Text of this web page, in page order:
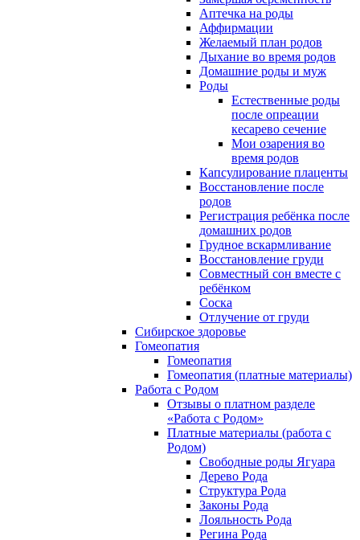
Аптечка на роды
Аффирмации
Желаемый план родов
Дыхание во время родов
Домашние роды и муж
Роды
Естественные роды
после опреации
кесарево сечение
Мои озарения во
время родов
Капсулирование плаценты
Восстановление после
родов
Регистрация ребёнка после
домашних родов
Грудное вскармливание
Восстановление груди
Совместный сон вместе с
ребёнком
Соска
Отлучение от груди
Сибирское здоровье
Гомеопатия
Гомеопатия
Гомеопатия (платные материалы)
Работа с Родом
Отзывы о платном разделе
«Работа с Родом»
Платные материалы (работа с
Родом)
Свободные роды Ягуара
Дерево Рода
Структура Рода
Законы Рода
Лояльность Рода
Регина Рода